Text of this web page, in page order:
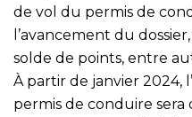
de vol du permis de
l’avancement du
solde de points, entre
À partir de janvier 2024,
permis de conduire sera